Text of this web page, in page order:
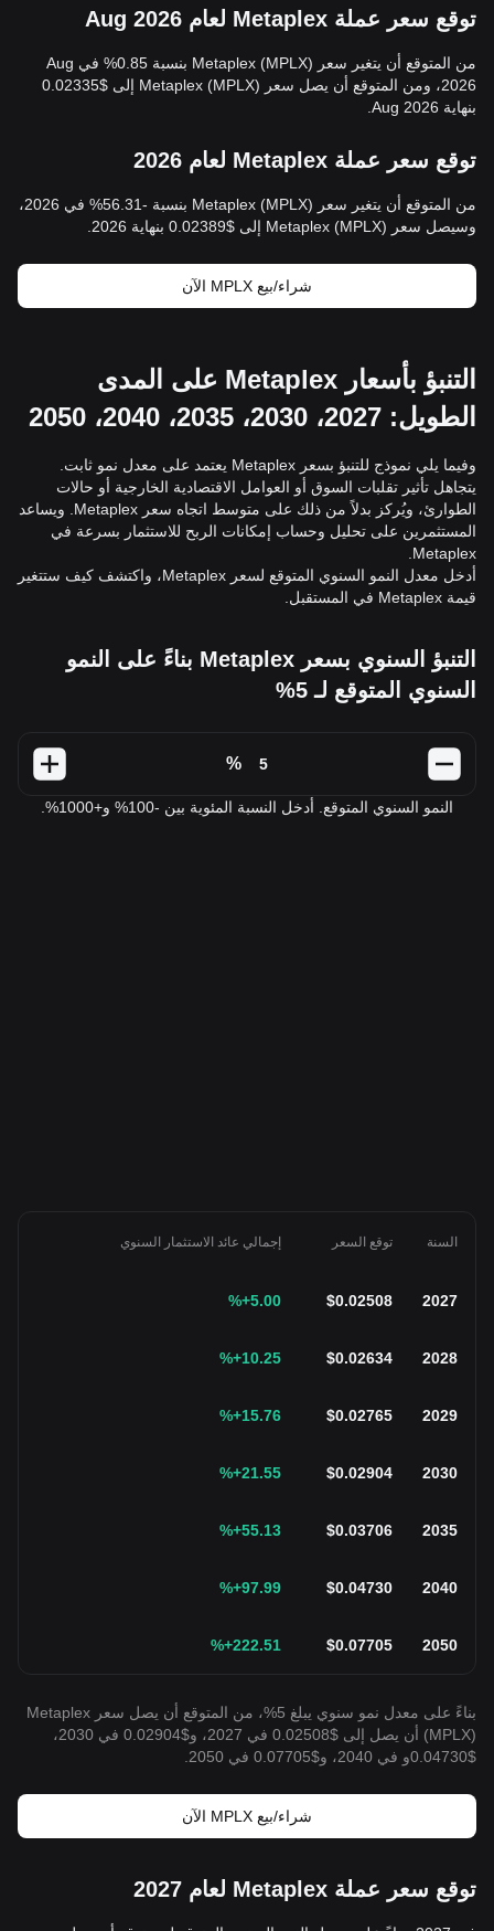
توقع سعر عملة Metaplex لعام Aug 2026
من المتوقع أن يتغير سعر Metaplex (MPLX) بنسبة 0.85% في Aug
2026، ومن المتوقع أن يصل سعر Metaplex (MPLX) إلى $0.02335
بنهاية Aug 2026.
توقع سعر عملة Metaplex لعام 2026
من المتوقع أن يتغير سعر Metaplex (MPLX) بنسبة -56.31% في 2026،
وسيصل سعر Metaplex (MPLX) إلى $0.02389 بنهاية 2026.
شراء/بيع MPLX الآن
التنبؤ بأسعار Metaplex على المدى
الطويل: 2027، 2030، 2035، 2040، 2050
وفيما يلي نموذج للتنبؤ بسعر Metaplex يعتمد على معدل نمو ثابت.
يتجاهل تأثير تقلبات السوق أو العوامل الاقتصادية الخارجية أو حالات
الطوارئ، ويُركز بدلاً من ذلك على متوسط اتجاه سعر Metaplex. ويساعد
المستثمرين على تحليل وحساب إمكانات الربح للاستثمار بسرعة في
Metaplex.
أدخل معدل النمو السنوي المتوقع لسعر Metaplex، واكتشف كيف ستتغير
قيمة Metaplex في المستقبل.
التنبؤ السنوي بسعر Metaplex بناءً على النمو
السنوي المتوقع لـ 5%
%
النمو السنوي المتوقع. أدخل النسبة المئوية بين -100% و+1000%.
السنة توقع السعر إجمالي عائد الاستثمار السنوي
2027
$0.02508
+5.00
%
2028
$0.02634
+10.25
%
2029
$0.02765
+15.76
%
2030
$0.02904
+21.55
%
2035
$0.03706
+55.13
%
2040
$0.04730
+97.99
%
2050
$0.07705
+222.51
%
بناءً على معدل نمو سنوي يبلغ 5%، من المتوقع أن يصل سعر Metaplex
(MPLX) أن يصل إلى $0.02508 في 2027، و$0.02904 في 2030،
$0.04730و في 2040، و$0.07705 في 2050.
شراء/بيع MPLX الآن
توقع سعر عملة Metaplex لعام 2027